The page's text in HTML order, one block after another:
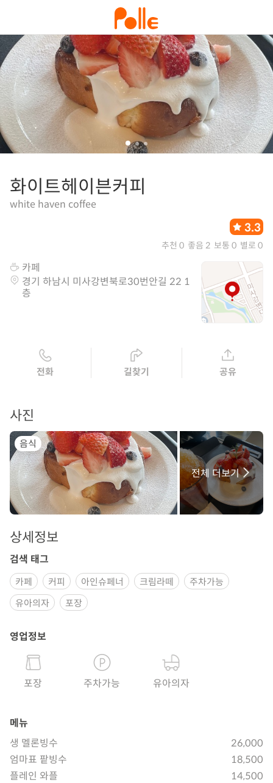
화이트헤이븐커피
white haven coffee
3.3
추천 0 좋음 2 보통 0 별로 0
카페
경기 하남시 미사강변북로30번안길 22 1
층
전화 길찾기 공유
사진
음식
전체 더보기
상세정보
검색 태그
카페 커피 아인슈페너 크림라떼
주차가능
유아의자
포장
영업정보
포장 주차가능 유아의자
메뉴
생 멜론빙수
26,000
엄마표 팥빙수
18,500
플레인 와플
14,500